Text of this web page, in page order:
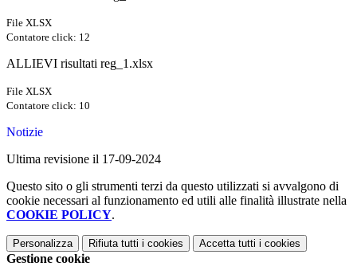
File XLSX
Contatore click: 12
ALLIEVI risultati reg_1.xlsx
File XLSX
Contatore click: 10
Notizie
Ultima revisione il 17-09-2024
Questo sito o gli strumenti terzi da questo utilizzati si avvalgono di
cookie necessari al funzionamento ed utili alle finalità illustrate nella
COOKIE POLICY.
Personalizza Rifiuta tutti i cookies Accetta tutti i cookies
Gestione cookie